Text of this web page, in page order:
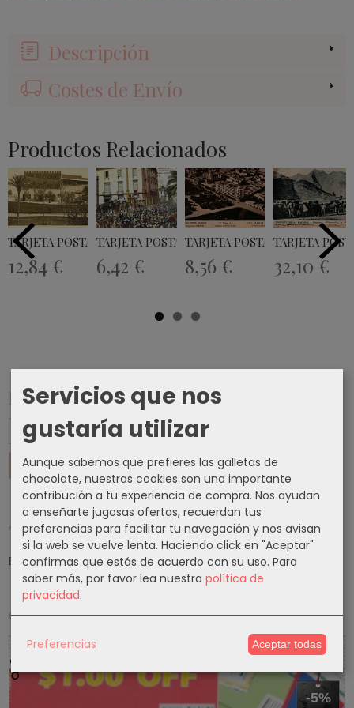
Marcas
Tu Carrito (0)
El carrito de la compra está vacío
Cupones
-5%
Descripción
Costes de Envío
Productos Relacionados
TARJETA POSTAL CASTILLO DE MATA -...
12,84 €
TARJETA POSTAL CAPITANIA GENERAL LAS...
6,42 €
TARJETA POSTAL GRAN
8,56 €
TARJETA
32,10 €
Servicios que nos
gustaría utilizar
Aunque sabemos que prefieres las galletas de
chocolate, nuestras cookies son una importante
contribución a tu experiencia de compra. Nos ayudan
a enseñarte jugosas ofertas, recuerdan tus
preferencias para facilitar tu navegación y nos avisan
si la web se vuelve lenta. Haciendo click en "Aceptar"
confirmas que estás de acuerdo con su uso. Para
saber más, por favor lea nuestra política de
privacidad.
Preferencias Aceptar todas